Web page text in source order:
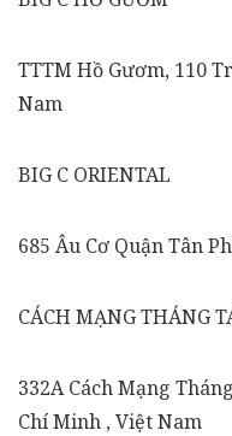
TTTM Hồ Gươm, 110
Nam
BIG C ORIENTAL
685 Âu Cơ Quận Tân
CÁCH MẠNG THÁNG
332A Cách Mạng
Chí Minh , Việt Nam